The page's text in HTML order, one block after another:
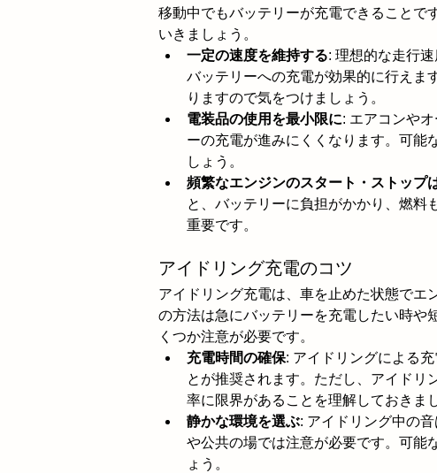
移動中でもバッテリーが充電できることで
いきましょう。
一定の速度を維持する: 理想的な走行
バッテリーへの充電が効果的に行えま
りますので気をつけましょう。
電装品の使用を最小限に: エアコンや
ーの充電が進みにくくなります。可能
しょう。
頻繁なエンジンのスタート・ストップ
と、バッテリーに負担がかかり、燃料
重要です。
アイドリング充電のコツ
アイドリング充電は、車を止めた状態でエ
の方法は急にバッテリーを充電したい時や
くつか注意が必要です。
充電時間の確保: アイドリングによる
とが推奨されます。ただし、アイドリ
率に限界があることを理解しておきま
静かな環境を選ぶ: アイドリング中の
や公共の場では注意が必要です。可能
ょう。